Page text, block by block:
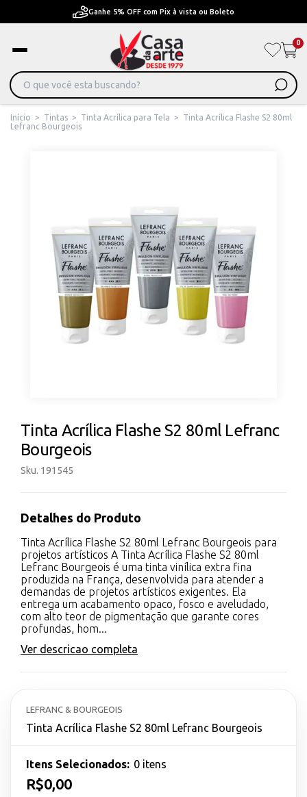
Pague em Até 6x sem juros ou ate 12x com juros
0
Início > Tintas > Tinta Acrílica para Tela >
Tinta Acrílica Flashe S2 80ml
Lefranc Bourgeois
Tinta Acrílica Flashe S2 80ml Lefranc
Bourgeois
Sku. 191545
Detalhes do Produto
Tinta Acrílica Flashe S2 80ml Lefranc Bourgeois para
projetos artísticos A Tinta Acrílica Flashe S2 80ml
Lefranc Bourgeois é uma tinta vinílica extra fina
produzida na França, desenvolvida para atender a
demandas de projetos artísticos exigentes. Ela
entrega um acabamento opaco, fosco e aveludado,
com alto teor de pigmentação que garante cores
profundas, hom...
Ver descricao completa
LEFRANC & BOURGEOIS
Tinta Acrílica Flashe S2 80ml Lefranc Bourgeois
Itens Selecionados: 0 itens
R$0,00